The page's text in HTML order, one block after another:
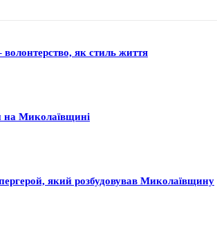
як стиль життя
на Миколаївщині
який розбудовував Миколаївщину